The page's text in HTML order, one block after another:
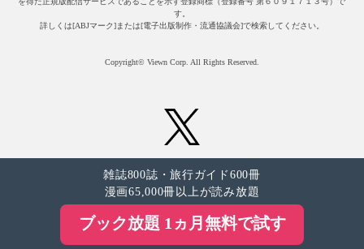
す。
詳しくは[ABJマーク]または[電子出版制作・流通協議会]で検索してください。
Copyright© Viewn Corp. All Rights Reserved.
雑誌800誌・旅行ガイド600冊
漫画65,000冊以上が読み放題
ブック放題 1ヵ月無料で試す